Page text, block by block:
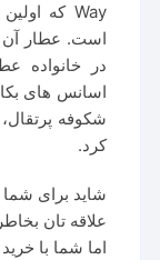
است. عطار آن
در خانواده
اسانس های
شکوفه
کرد.
شاید برای
علاقه تان
اما شما با